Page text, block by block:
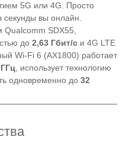
5G или 4G. Просто
секунды вы онлайн.
SDX55,
до 2,63 Гбит/с и 4G LTE
Wi-Fi 6 (AX1800) работает
, использует технологию
одновременно до 32